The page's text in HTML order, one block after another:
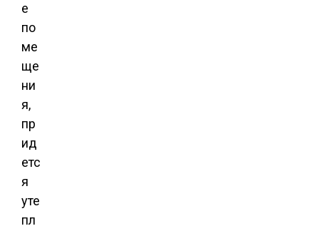
е
по
ме
ще
ни
я,
пр
ид
етс
я
уте
пл